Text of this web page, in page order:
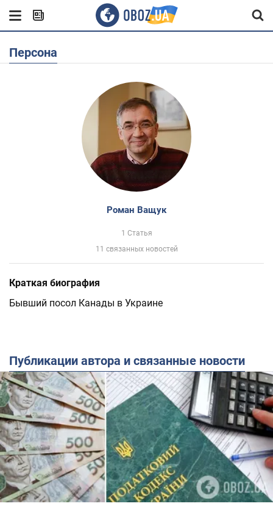
Персона
Роман Ващук
1 Статья
11 связанных новостей
Краткая биография
Бывший посол Канады в Украине
Публикации автора и связанные новости